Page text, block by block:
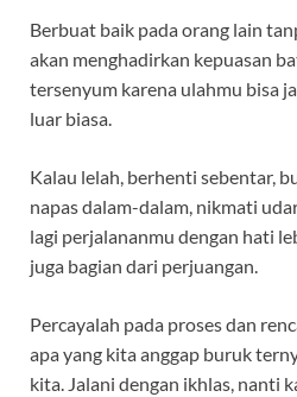
Berbuat baik pada orang lain
akan menghadirkan kepuasan
tersenyum karena ulahmu bisa
luar biasa.
Kalau lelah, berhenti sebentar,
napas dalam-dalam, nikmati
lagi perjalananmu dengan hati
juga bagian dari perjuangan.
Percayalah pada proses dan
apa yang kita anggap buruk
kita. Jalani dengan ikhlas, nanti